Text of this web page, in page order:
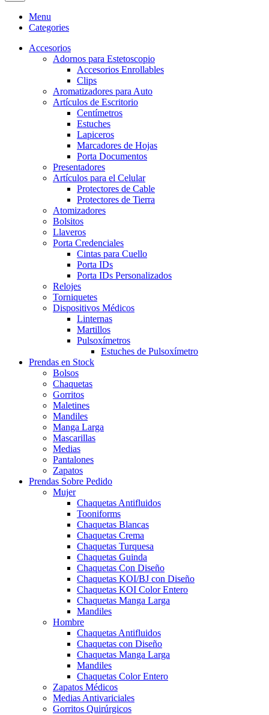
Menu
Categories
Accesorios
Adornos para Estetoscopio
Accesorios Enrollables
Clips
Aromatizadores para Auto
Artículos de Escritorio
Centímetros
Estuches
Lapiceros
Marcadores de Hojas
Porta Documentos
Presentadores
Artículos para el Celular
Protectores de Cable
Protectores de Tierra
Atomizadores
Bolsitos
Llaveros
Porta Credenciales
Cintas para Cuello
Porta IDs
Porta IDs Personalizados
Relojes
Torniquetes
Dispositivos Médicos
Linternas
Martillos
Pulsoxímetros
Estuches de Pulsoxímetro
Prendas en Stock
Bolsos
Chaquetas
Gorritos
Maletines
Mandiles
Manga Larga
Mascarillas
Medias
Pantalones
Zapatos
Prendas Sobre Pedido
Mujer
Chaquetas Antifluidos
Tooniforms
Chaquetas Blancas
Chaquetas Crema
Chaquetas Turquesa
Chaquetas Guinda
Chaquetas Con Diseño
Chaquetas KOI/BJ con Diseño
Chaquetas KOI Color Entero
Chaquetas Manga Larga
Mandiles
Hombre
Chaquetas Antifluidos
Chaquetas con Diseño
Chaquetas Manga Larga
Mandiles
Chaquetas Color Entero
Zapatos Médicos
Medias Antivariciales
Gorritos Quirúrgicos